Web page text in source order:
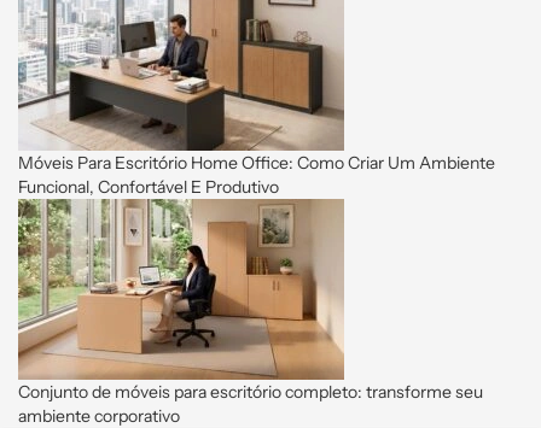
Móveis Para Escritório Home Office: Como Criar Um Ambiente
Funcional, Confortável E Produtivo
Conjunto de móveis para escritório completo: transforme seu
ambiente corporativo